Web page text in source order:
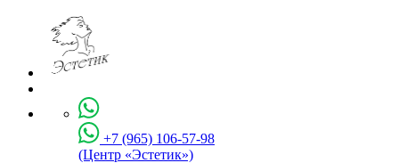
+7 (965) 106-57-98
(Центр «Эстетик»)